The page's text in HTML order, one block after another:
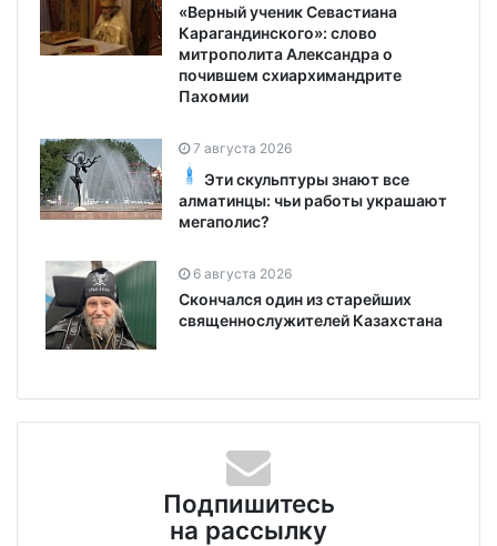
«Верный ученик Севастиана
Карагандинского»: слово
митрополита Александра о
почившем схиархимандрите
Пахомии
7 августа 2026
Эти скульптуры знают все
алматинцы: чьи работы украшают
мегаполис?
6 августа 2026
Скончался один из старейших
священнослужителей Казахстана
Подпишитесь
на рассылку